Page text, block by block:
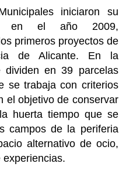
iniciaron su
en el año 2009,
primeros proyectos de
de Alicante. En la
dividen en 39 parcelas
se trabaja con criterios
el objetivo de conservar
huerta tiempo que se
campos de la periferia
alternativo de ocio,